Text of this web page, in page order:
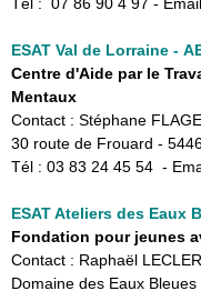
Tél : 07 86 90 4 97 -
ESAT Val de Lorraine -
Centre d'Aide par le
Mentaux
Contact : Stéphane
30 route de Frouard -
Tél : 03 83 24 45 54 -
ESAT Ateliers des Eaux
Fondation pour jeunes
Contact : Raphaël
Domaine des Eaux